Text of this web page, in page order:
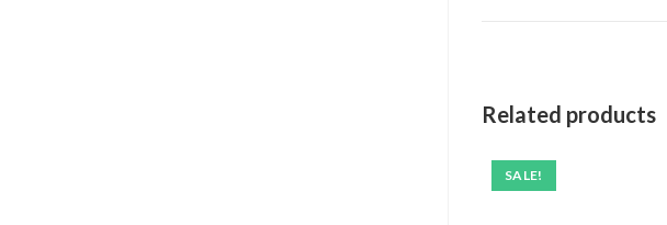
Related products
SALE!